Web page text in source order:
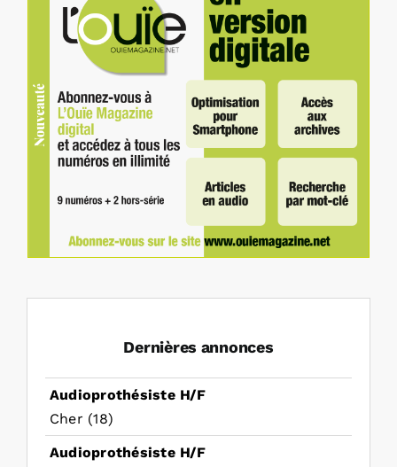
Dernières annonces
Audioprothésiste H/F
Cher (18)
Audioprothésiste H/F